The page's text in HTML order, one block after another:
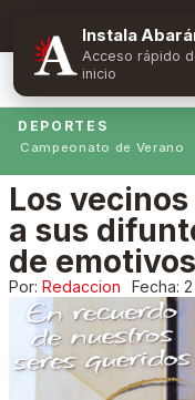
Suscríbete
DEPORTES
Campeonato de Verano
Los
a sus
de
Por: Redaccion Fecha:
Instala
Acceso rápido
inicio